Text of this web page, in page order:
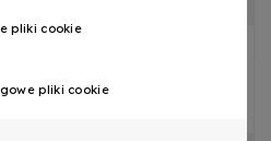
pliki cookie
pliki cookie